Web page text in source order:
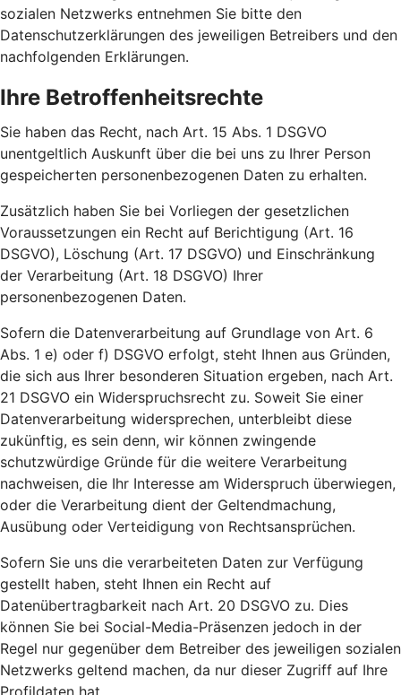
sozialen Netzwerks entnehmen Sie bitte den
Datenschutzerklärungen des jeweiligen Betreibers und den
nachfolgenden Erklärungen.
Ihre Betroffenheitsrechte
Sie haben das Recht, nach Art. 15 Abs. 1 DSGVO
unentgeltlich Auskunft über die bei uns zu Ihrer Person
gespeicherten personenbezogenen Daten zu erhalten.
Zusätzlich haben Sie bei Vorliegen der gesetzlichen
Voraussetzungen ein Recht auf Berichtigung (Art. 16
DSGVO), Löschung (Art. 17 DSGVO) und Einschränkung
der Verarbeitung (Art. 18 DSGVO) Ihrer
personenbezogenen Daten.
Sofern die Datenverarbeitung auf Grundlage von Art. 6
Abs. 1 e) oder f) DSGVO erfolgt, steht Ihnen aus Gründen,
die sich aus Ihrer besonderen Situation ergeben, nach Art.
21 DSGVO ein Widerspruchsrecht zu. Soweit Sie einer
Datenverarbeitung widersprechen, unterbleibt diese
zukünftig, es sein denn, wir können zwingende
schutzwürdige Gründe für die weitere Verarbeitung
nachweisen, die Ihr Interesse am Widerspruch überwiegen,
oder die Verarbeitung dient der Geltendmachung,
Ausübung oder Verteidigung von Rechtsansprüchen.
Sofern Sie uns die verarbeiteten Daten zur Verfügung
gestellt haben, steht Ihnen ein Recht auf
Datenübertragbarkeit nach Art. 20 DSGVO zu. Dies
können Sie bei Social-Media-Präsenzen jedoch in der
Regel nur gegenüber dem Betreiber des jeweiligen sozialen
Netzwerks geltend machen, da nur dieser Zugriff auf Ihre
Profildaten hat.